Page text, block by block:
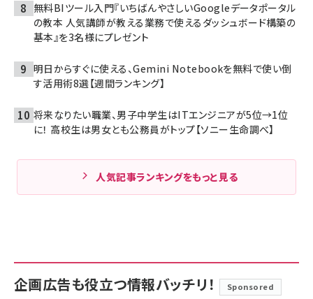
無料BIツール入門『いちばんやさしいGoogleデータポータル
の教本 人気講師が教える業務で使えるダッシュボード構築の
基本』を3名様にプレゼント
明日からすぐに使える、Gemini Notebookを無料で使い倒
す活用術8選【週間ランキング】
将来なりたい職業、男子中学生はITエンジニアが5位→1位
に！ 高校生は男女とも公務員がトップ【ソニー生命調べ】
人気記事ランキングをもっと見る
企画広告も役立つ情報バッチリ！ Sponsored